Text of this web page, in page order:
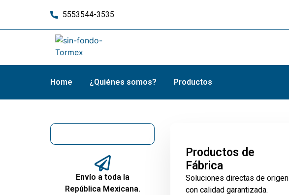
5553544-3535
Home ¿Quiénes somos? Productos
Envío a toda la
República Mexicana.
Productos de
Fábrica
Soluciones directas de origen
con calidad garantizada.